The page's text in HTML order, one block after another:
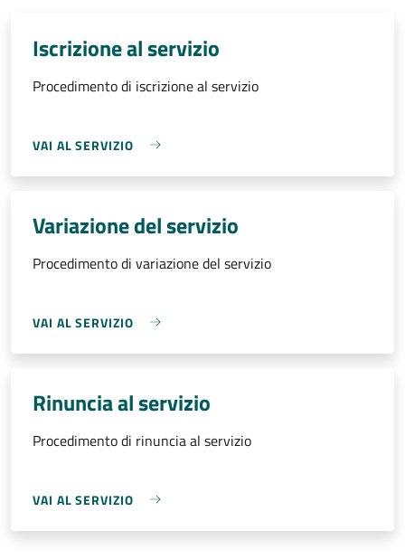
Iscrizione al servizio
Procedimento di iscrizione al servizio
VAI AL SERVIZIO
Variazione del servizio
Procedimento di variazione del servizio
VAI AL SERVIZIO
Rinuncia al servizio
Procedimento di rinuncia al servizio
VAI AL SERVIZIO